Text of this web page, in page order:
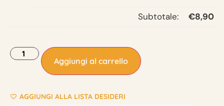
Subtotale: €8,90
Aggiungi al carrello
AGGIUNGI ALLA LISTA DESIDERI